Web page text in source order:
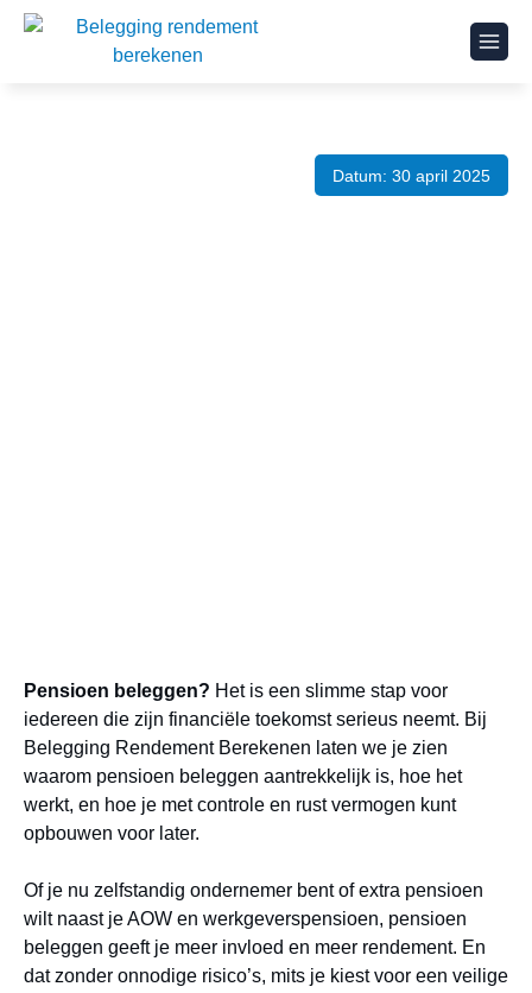
Datum: 30 april 2025
Pensioen beleggen? Het is een slimme stap voor
iedereen die zijn financiële toekomst serieus neemt. Bij
Belegging Rendement Berekenen laten we je zien
waarom pensioen beleggen aantrekkelijk is, hoe het
werkt, en hoe je met controle en rust vermogen kunt
opbouwen voor later.
Of je nu zelfstandig ondernemer bent of extra pensioen
wilt naast je AOW en werkgeverspensioen, pensioen
beleggen geeft je meer invloed en meer rendement. En
dat zonder onnodige risico’s, mits je kiest voor een veilige